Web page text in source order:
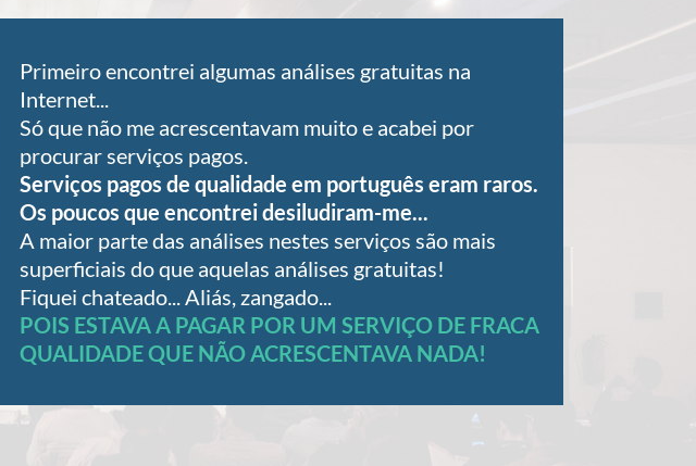
Primeiro encontrei algumas análises gratuitas na
Internet...
Só que não me acrescentavam muito e acabei por
procurar serviços pagos.
Serviços pagos de qualidade em português eram raros.
Os poucos que encontrei desiludiram-me...
A maior parte das análises nestes serviços são mais
superficiais do que aquelas análises gratuitas!
Fiquei chateado... Aliás, zangado...
POIS ESTAVA A PAGAR POR UM SERVIÇO DE FRACA
QUALIDADE QUE NÃO ACRESCENTAVA NADA!